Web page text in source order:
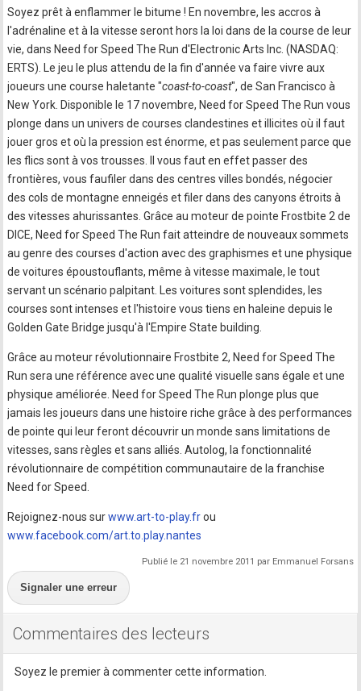
Soyez prêt à enflammer le bitume ! En novembre, les accros à
l'adrénaline et à la vitesse seront hors la loi dans de la course de leur
vie, dans Need for Speed The Run d'Electronic Arts Inc. (NASDAQ:
ERTS). Le jeu le plus attendu de la fin d'année va faire vivre aux
joueurs une course haletante "coast-to-coast", de San Francisco à
New York. Disponible le 17 novembre, Need for Speed The Run vous
plonge dans un univers de courses clandestines et illicites où il faut
jouer gros et où la pression est énorme, et pas seulement parce que
les flics sont à vos trousses. Il vous faut en effet passer des
frontières, vous faufiler dans des centres villes bondés, négocier
des cols de montagne enneigés et filer dans des canyons étroits à
des vitesses ahurissantes. Grâce au moteur de pointe Frostbite 2 de
DICE, Need for Speed The Run fait atteindre de nouveaux sommets
au genre des courses d'action avec des graphismes et une physique
de voitures époustouflants, même à vitesse maximale, le tout
servant un scénario palpitant. Les voitures sont splendides, les
courses sont intenses et l'histoire vous tiens en haleine depuis le
Golden Gate Bridge jusqu'à l'Empire State building.
Grâce au moteur révolutionnaire Frostbite 2, Need for Speed The
Run sera une référence avec une qualité visuelle sans égale et une
physique améliorée. Need for Speed The Run plonge plus que
jamais les joueurs dans une histoire riche grâce à des performances
de pointe qui leur feront découvrir un monde sans limitations de
vitesses, sans règles et sans alliés. Autolog, la fonctionnalité
révolutionnaire de compétition communautaire de la franchise
Need for Speed.
Rejoignez-nous surwww.art-to-play.frou
www.facebook.com/art.to.play.nantes
Publié le 21 novembre 2011 par Emmanuel Forsans
Signaler une erreur
Commentaires des lecteurs
Soyez le premier à commenter cette information.